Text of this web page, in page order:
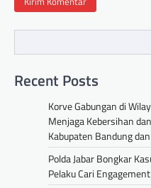
Recent Posts
Korve Gabungan di
Menjaga Kebersihan
Kabupaten Bandung
Polda Jabar Bongkar
Pelaku Cari